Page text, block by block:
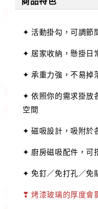
✦ 活動掛勾，可調節
✦ 居家收納，懸掛日
✦ 承重力強，不易掉
✦ 依照你的需求掛放
空間
✦ 磁吸設計，吸附於
✦ 廚房磁吸配件，可
✦ 免釘／免打孔／免
❣烤漆玻璃的厚度會